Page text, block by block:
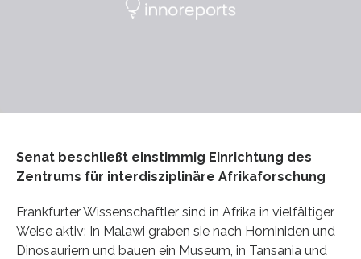
Senat beschließt einstimmig Einrichtung des
Zentrums für interdisziplinäre Afrikaforschung
Frankfurter Wissenschaftler sind in Afrika in vielfältiger
Weise aktiv: In Malawi graben sie nach Hominiden und
Dinosauriern und bauen ein Museum, in Tansania und